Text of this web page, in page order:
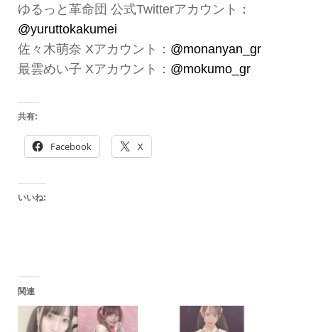
ゆるっと革命団 公式Twitterアカウント：
@yuruttokakumei
佐々木萌奈 Xアカウント： @monanyan_gr
最雲めい子 Xアカウント： @mokumo_gr
共有:
Facebook X
いいね:
関連